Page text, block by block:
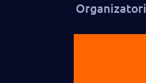
Organizatori